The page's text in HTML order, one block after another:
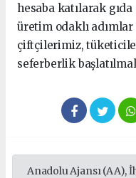
hesaba katılarak
üretim odaklı adımlar
çiftçilerimiz,
seferberlik
Anadolu Ajansı (AA),